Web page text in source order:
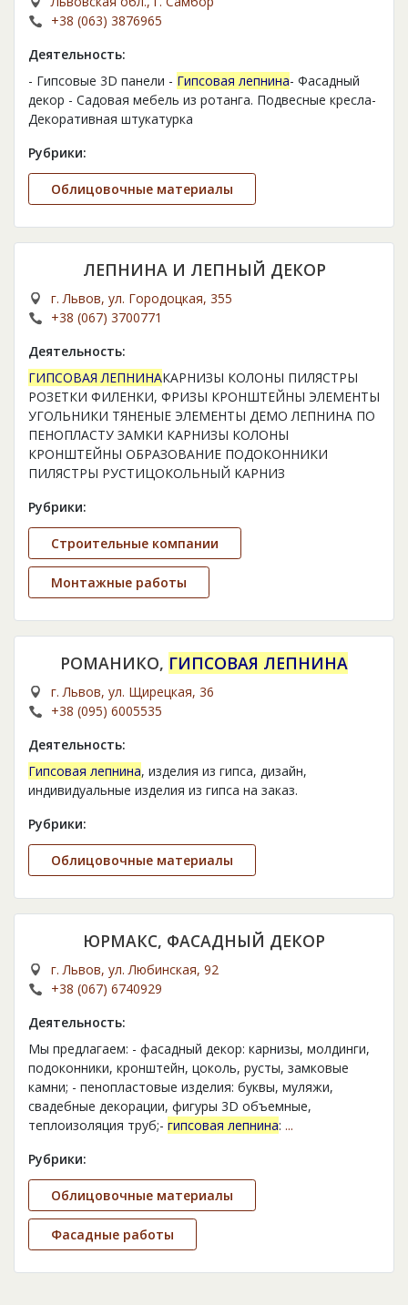
+38 (063) 3876965
Деятельность:
- Гипсовые 3D панели - Гипсовая лепнина- Фасадный
декор - Садовая мебель из ротанга. Подвесные кресла-
Декоративная штукатурка
Рубрики:
Облицовочные материалы
ЛЕПНИНА И ЛЕПНЫЙ ДЕКОР
г. Львов, ул. Городоцкая, 355
+38 (067) 3700771
Деятельность:
ГИПСОВАЯ ЛЕПНИНАКАРНИЗЫ КОЛОНЫ ПИЛЯСТРЫ
РОЗЕТКИ ФИЛЕНКИ, ФРИЗЫ КРОНШТЕЙНЫ ЭЛЕМЕНТЫ
УГОЛЬНИКИ ТЯНЕНЫЕ ЭЛЕМЕНТЫ ДЕМО ЛЕПНИНА ПО
ПЕНОПЛАСТУ ЗАМКИ КАРНИЗЫ КОЛОНЫ
КРОНШТЕЙНЫ ОБРАЗОВАНИЕ ПОДОКОННИКИ
ПИЛЯСТРЫ РУСТИЦОКОЛЬНЫЙ КАРНИЗ
Рубрики:
Строительные компании
Монтажные работы
РОМАНИКО, ГИПСОВАЯ ЛЕПНИНА
г. Львов, ул. Щирецкая, 36
+38 (095) 6005535
Деятельность:
Гипсовая лепнина, изделия из гипса, дизайн,
индивидуальные изделия из гипса на заказ.
Рубрики:
Облицовочные материалы
ЮРМАКС, ФАСАДНЫЙ ДЕКОР
г. Львов, ул. Любинская, 92
+38 (067) 6740929
Деятельность:
Мы предлагаем: - фасадный декор: карнизы, молдинги,
подоконники, кронштейн, цоколь, русты, замковые
камни; - пенопластовые изделия: буквы, муляжи,
свадебные декорации, фигуры 3D объемные,
теплоизоляция труб;- гипсовая лепнина: ...
Рубрики:
Облицовочные материалы
Фасадные работы